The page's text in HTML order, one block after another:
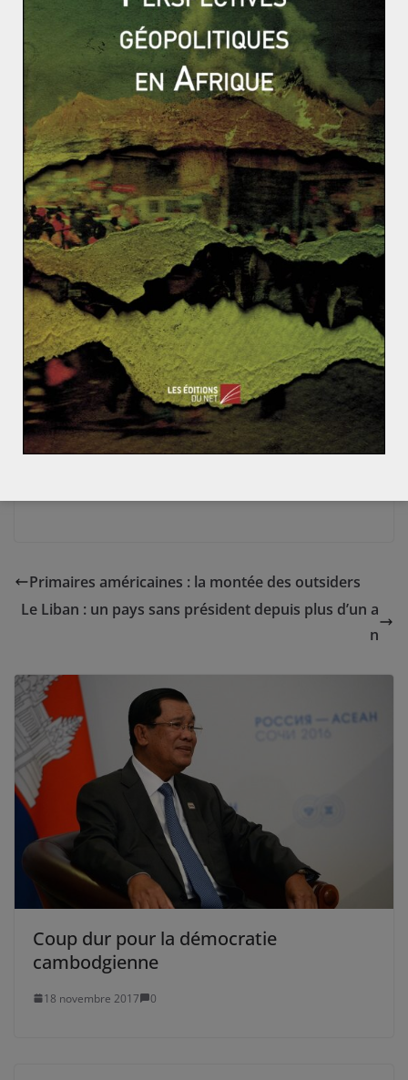
pays. Regroupant 81% de la population, l’hindouisme
est concurrencé par des minorités bouddhistes,
musulmanes et même chrétiennes. Si le népali fait
office de langue officielle, le hindi reste largement
privilégié dans les plaines tout comme plusieurs
langues minoritaires. Espérer atteindre un découpage
territorial obéissant à une répartition parfaitement
homogène des populations semble donc assez illusoire.
Pour ne prendre qu’un exemple, la région du Teraï, le
poumon économique du pays, est le théâtre de
l’affrontement, parfois violent, entre les Madeshi
historiquement venus d’Inde et les Tharu, ethnie la
plus ancienne et majoritaire dans la région, chacun
revendiquant la création de son État. S’engager dans la
voie d’un fédéralisme ethnique comporte donc le
risque de voir se mettre en place un engrenage
sécessionniste.
Si l’on ajoute au projet de Constitution le défi de la
reconstruction suite au séisme d’avril 2015, la classe
Primaires américaines : la montée des outsiders
Le Liban : un pays sans président depuis plus d’un a
n
Coup dur pour la démocratie
cambodgienne
18 novembre 2017 0